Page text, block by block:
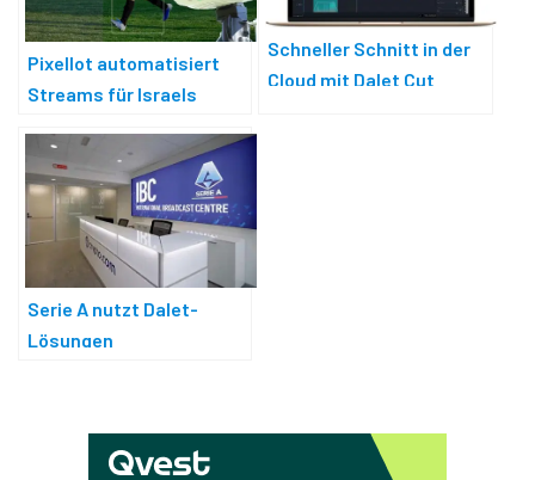
Pixellot automatisiert
Streams für Israels
Schneller Schnitt in der
Cloud mit Dalet Cut
Serie A nutzt Dalet-
Lösungen